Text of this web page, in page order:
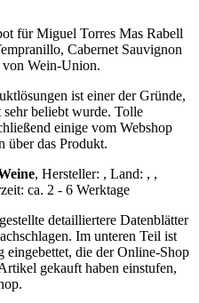
für Miguel Torres Mas Rabell
Cabernet Sauvignon
von Wein-Union.
ist einer der Gründe,
sehr beliebt wurde. Tolle
einige vom Webshop
über das Produkt.
, Hersteller: , Land: , ,
ca. 2 - 6 Werktage
detailliertere Datenblätter
Im unteren Teil ist
eingebettet, die der Online-Shop
gekauft haben einstufen,